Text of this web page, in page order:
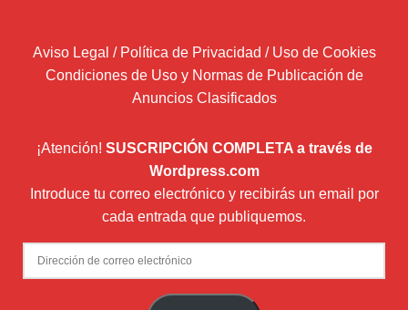
Aviso Legal / Política de Privacidad / Uso de Cookies
Condiciones de Uso y Normas de Publicación de
Anuncios Clasificados
¡Atención! SUSCRIPCIÓN COMPLETA a través de
Wordpress.com
Introduce tu correo electrónico y recibirás un email por
cada entrada que publiquemos.
Dirección
de